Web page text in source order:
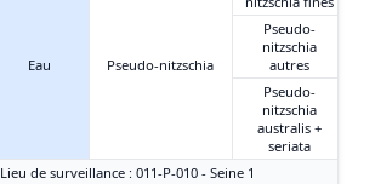
Eau Pseudo-nitzschia
Pseudo-
nitzschia
autres
Pseudo-
nitzschia
australis +
seriata
Lieu de surveillance : 011-P-010 - Seine 1